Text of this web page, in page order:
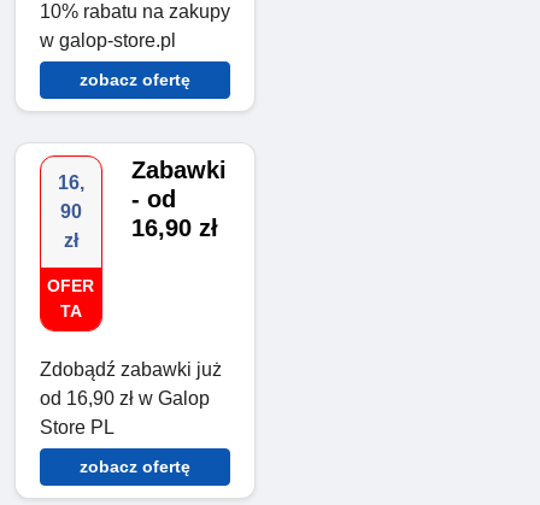
10% rabatu na zakupy
w galop-store.pl
zobacz ofertę
16,
90
zł
OFER
TA
Zabawki
- od
16,90 zł
Zdobądź zabawki już
od 16,90 zł w Galop
Store PL
zobacz ofertę